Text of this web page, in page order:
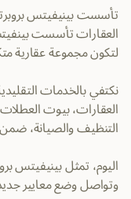
لتكون مجموعة عقارية
نكتفي بالخدمات
العقارات، بيوت
التنظيف والصيانة، ضمن
اليوم، تمثل بينيفيتس
وتواصل وضع معايير